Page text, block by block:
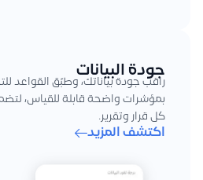
جودة البيانات
راقب جودة بياناتك، وطبّق القواعد
بمؤشرات واضحة قابلة للقياس،
كل قرار وتقرير.
اكتشف المزيد